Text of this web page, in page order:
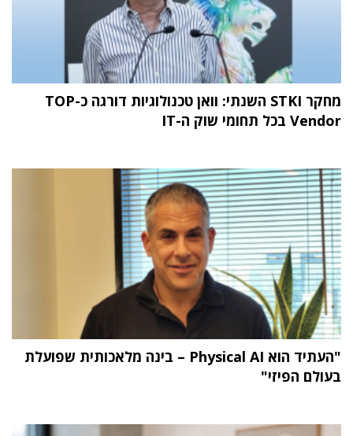
מחקר STKI השנתי: וואן טכנולוגיות דורגה כ-TOP
Vendor בכל תחומי שוק ה-IT
"העתיד הוא Physical AI – בינה מלאכותית שפועלת
בעולם הפיזי"